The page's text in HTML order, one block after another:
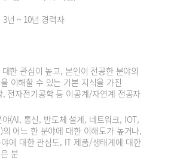
3년 ~ 10년 경력자
대한 관심이 높고, 본인이 전공한 분야의
이해할 수 있는 기본 지식을 가진
, 전자전기공학 등 이공계/자연계 전공자
야(AI, 통신, 반도체 설계, 네트워크, IOT,
의 어느 한 분야에 대한이해도가 높거나,
에 대한 관심도, IT 제품/생태계에 대한
분